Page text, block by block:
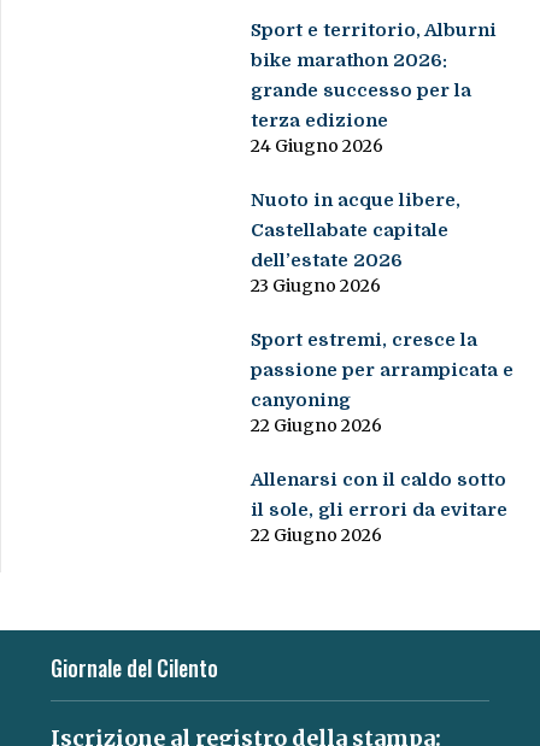
Sport e territorio, Alburni
bike marathon 2026:
grande successo per la
terza edizione
24 Giugno 2026
Nuoto in acque libere,
Castellabate capitale
dell’estate 2026
23 Giugno 2026
Sport estremi, cresce la
passione per arrampicata e
canyoning
22 Giugno 2026
Allenarsi con il caldo sotto
il sole, gli errori da evitare
22 Giugno 2026
Giornale del Cilento
Iscrizione al registro della stampa: